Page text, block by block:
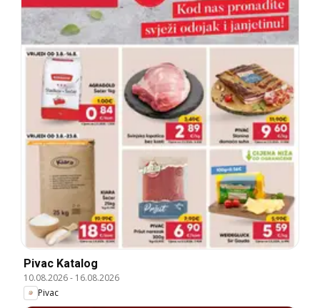
Pivac Katalog
10.08.2026- 16.08.2026
Pivac